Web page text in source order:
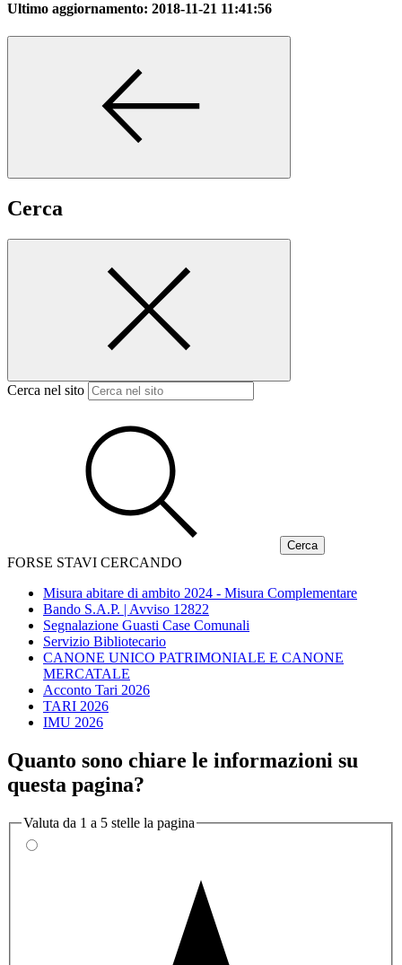
Ultimo aggiornamento: 2018-11-21 11:41:56
Cerca
Cerca nel sito
FORSE STAVI CERCANDO
Misura abitare di ambito 2024 - Misura Complementare
Bando S.A.P. | Avviso 12822
Segnalazione Guasti Case Comunali
Servizio Bibliotecario
CANONE UNICO PATRIMONIALE E CANONE
MERCATALE
Acconto Tari 2026
TARI 2026
IMU 2026
Quanto sono chiare le informazioni su
questa pagina?
Valuta da 1 a 5 stelle la pagina